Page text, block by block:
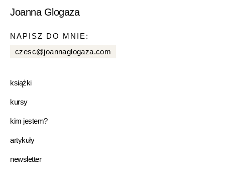
Joanna Glogaza
NAPISZ DO MNIE:
czesc@joannaglogaza.com
książki
kursy
kim jestem?
artykuły
newsletter